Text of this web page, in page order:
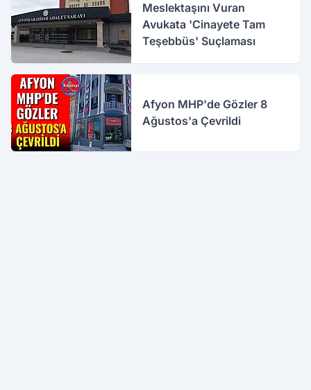
Meslektaşını Vuran
Avukata 'Cinayete Tam
Teşebbüs' Suçlaması
Afyon MHP'de Gözler 8
Ağustos'a Çevrildi